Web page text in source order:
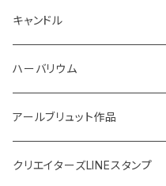
イニシャル
体験教室
フォトフレーム
SONOMONO
SONOMONO
女性用(16cm)
男性用(18cm)
キャンドル
海のスケルトン
ボタニカルキャンドル
貝キャンドル
ハーバリウム
高さ12cm
高さ10cm
アールブリュット作品
Masatsugu
クリエイターズLINEスタンプ